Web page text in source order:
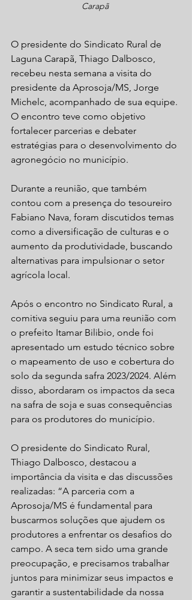
Carapã
O presidente do Sindicato Rural de
Laguna Carapã, Thiago Dalbosco,
recebeu nesta semana a visita do
presidente da Aprosoja/MS, Jorge
Michelc, acompanhado de sua equipe.
O encontro teve como objetivo
fortalecer parcerias e debater
estratégias para o desenvolvimento do
agronegócio no município.
Durante a reunião, que também
contou com a presença do tesoureiro
Fabiano Nava, foram discutidos temas
como a diversificação de culturas e o
aumento da produtividade, buscando
alternativas para impulsionar o setor
agrícola local.
Após o encontro no Sindicato Rural, a
comitiva seguiu para uma reunião com
o prefeito Itamar Bilibio, onde foi
apresentado um estudo técnico sobre
o mapeamento de uso e cobertura do
solo da segunda safra 2023/2024. Além
disso, abordaram os impactos da seca
na safra de soja e suas consequências
para os produtores do município.
O presidente do Sindicato Rural,
Thiago Dalbosco, destacou a
importância da visita e das discussões
realizadas: “A parceria com a
Aprosoja/MS é fundamental para
buscarmos soluções que ajudem os
produtores a enfrentar os desafios do
campo. A seca tem sido uma grande
preocupação, e precisamos trabalhar
juntos para minimizar seus impactos e
garantir a sustentabilidade da nossa